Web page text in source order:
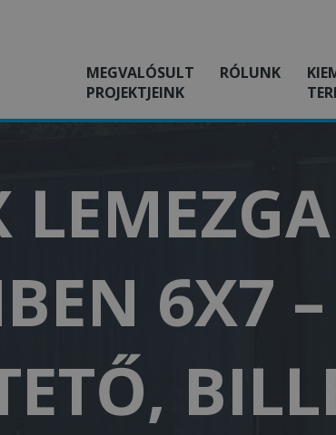
MEGVALÓSULT
PROJEKTJEINK
RÓLUNK
6X7